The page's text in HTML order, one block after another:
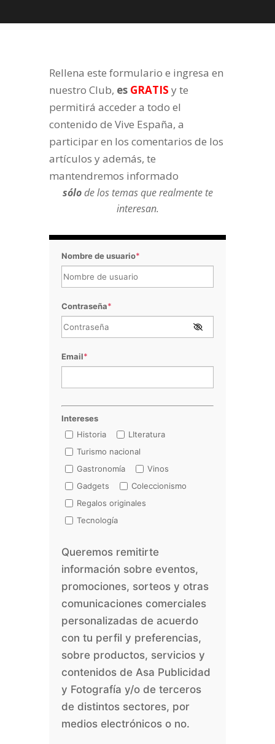
Rellena este formulario e ingresa en
nuestro Club, es GRATIS y te
permitirá acceder a todo el
contenido de Vive España, a
participar en los comentarios de los
artículos y además, te
mantendremos informado
sólode los temas que realmente te
interesan.
Nombre de usuario*
Contraseña*
Email*
Intereses
Historia
LIteratura
Turismo nacional
Gastronomía
Vinos
Gadgets
Coleccionismo
Regalos originales
Tecnología
Queremos remitirte
información sobre eventos,
promociones, sorteos y otras
comunicaciones comerciales
personalizadas de acuerdo
con tu perfil y preferencias,
sobre productos, servicios y
contenidos de Asa Publicidad
y Fotografía y/o de terceros
de distintos sectores, por
medios electrónicos o no.